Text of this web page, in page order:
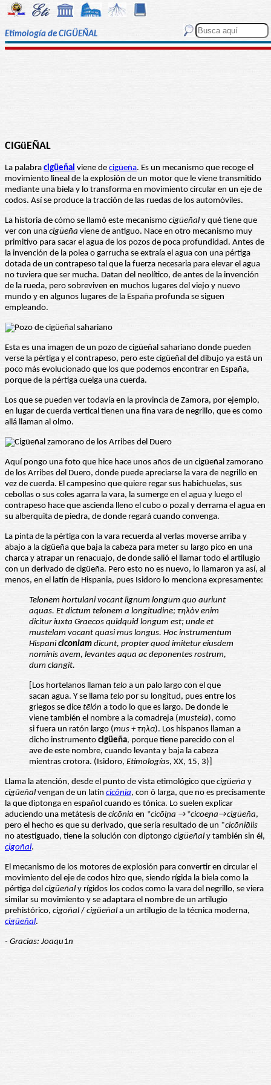
Etimología de CIGÜEÑAL
CIGüEÑAL
La palabra cigüeñal viene de cigüeña. Es un mecanismo que recoge el
movimiento lineal de la explosión de un motor que le viene transmitido
mediante una biela y lo transforma en movimiento circular en un eje de
codos. Así se produce la tracción de las ruedas de los automóviles.
La historia de cómo se llamó este mecanismo cigüeñal y qué tiene que
ver con una cigüeña viene de antiguo. Nace en otro mecanismo muy
primitivo para sacar el agua de los pozos de poca profundidad. Antes de
la invención de la polea o garrucha se extraía el agua con una pértiga
dotada de un contrapeso tal que la fuerza necesaria para elevar el agua
no tuviera que ser mucha. Datan del neolítico, de antes de la invención
de la rueda, pero sobreviven en muchos lugares del viejo y nuevo
mundo y en algunos lugares de la España profunda se siguen
empleando.
Esta es una imagen de un pozo de cigüeñal sahariano donde pueden
verse la pértiga y el contrapeso, pero este cigüeñal del dibujo ya está un
poco más evolucionado que los que podemos encontrar en España,
porque de la pértiga cuelga una cuerda.
Los que se pueden ver todavía en la provincia de Zamora, por ejemplo,
en lugar de cuerda vertical tienen una fina vara de negrillo, que es como
allá llaman al olmo.
Aquí pongo una foto que hice hace unos años de un cigüeñal zamorano
de los Arribes del Duero, donde puede apreciarse la vara de negrillo en
vez de cuerda. El campesino que quiere regar sus habichuelas, sus
cebollas o sus coles agarra la vara, la sumerge en el agua y luego el
contrapeso hace que ascienda lleno el cubo o pozal y derrama el agua en
su alberquita de piedra, de donde regará cuando convenga.
La pinta de la pértiga con la vara recuerda al verlas moverse arriba y
abajo a la cigüeña que baja la cabeza para meter su largo pico en una
charca y atrapar un renacuajo, de donde salió el llamar todo el artilugio
con un derivado de cigüeña. Pero esto no es nuevo, lo llamaron ya así, al
menos, en el latín de Hispania, pues Isidoro lo menciona expresamente:
Telonem hortulani vocant lignum longum quo auriunt
aquas. Et dictum telonem a longitudine; τηλὸν enim
dicitur iuxta Graecos quidquid longum est; unde et
mustelam vocant quasi mus longus. Hoc instrumentum
Hispani ciconiam dicunt, propter quod imitetur eiusdem
nominis avem, levantes aqua ac deponentes rostrum,
dum clangit.
[Los hortelanos llaman telo a un palo largo con el que
sacan agua. Y se llama telo por su longitud, pues entre los
griegos se dice tēlón a todo lo que es largo. De donde le
viene también el nombre a la comadreja (mustela), como
si fuera un ratón largo (mus + τηλα). Los hispanos llaman a
dicho instrumento cigüeña, porque tiene parecido con el
ave de este nombre, cuando levanta y baja la cabeza
mientras crotora. (Isidoro, Etimologías, XX, 15, 3)]
Llama la atención, desde el punto de vista etimológico que cigüeña y
cigüeñal vengan de un latín cicōnia, con ō larga, que no es precisamente
la que diptonga en español cuando es tónica. Lo suelen explicar
aduciendo una metátesis de cicōnia en *cicōiɲa →*cicoeɲa→cigüeña,
pero el hecho es que su derivado, que sería resultado de un *cicōniālis
no atestiguado, tiene la solución con diptongo cigüeñal y también sin él,
cigoñal.
El mecanismo de los motores de explosión para convertir en circular el
movimiento del eje de codos hizo que, siendo rígida la biela como la
pértiga del cigüeñal y rígidos los codos como la vara del negrillo, se viera
similar su movimiento y se adaptara el nombre de un artilugio
prehistórico, cigoñal / cigüeñal a un artilugio de la técnica moderna,
cigüeñal.
- Gracias: Joaqu1n